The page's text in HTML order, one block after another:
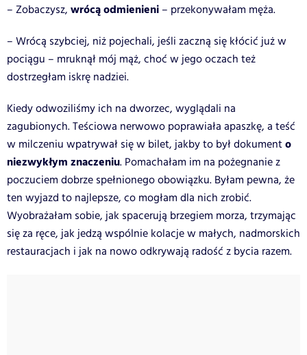
– Zobaczysz, wrócą odmienieni – przekonywałam męża.
– Wrócą szybciej, niż pojechali, jeśli zaczną się kłócić już w
pociągu – mruknął mój mąż, choć w jego oczach też
dostrzegłam iskrę nadziei.
Kiedy odwoziliśmy ich na dworzec, wyglądali na
zagubionych. Teściowa nerwowo poprawiała apaszkę, a teść
w milczeniu wpatrywał się w bilet, jakby to był dokumento
niezwykłym znaczeniu. Pomachałam im na pożegnanie z
poczuciem dobrze spełnionego obowiązku. Byłam pewna, że
ten wyjazd to najlepsze, co mogłam dla nich zrobić.
Wyobrażałam sobie, jak spacerują brzegiem morza, trzymając
się za ręce, jak jedzą wspólnie kolacje w małych, nadmorskich
restauracjach i jak na nowo odkrywają radość z bycia razem.